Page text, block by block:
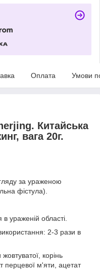
Оплата Умови
Китайська
вага 20г.
за ураженою
фістула).
ураженій області.
2-3 рази в
корінь
перцевої м'яти, ацетат